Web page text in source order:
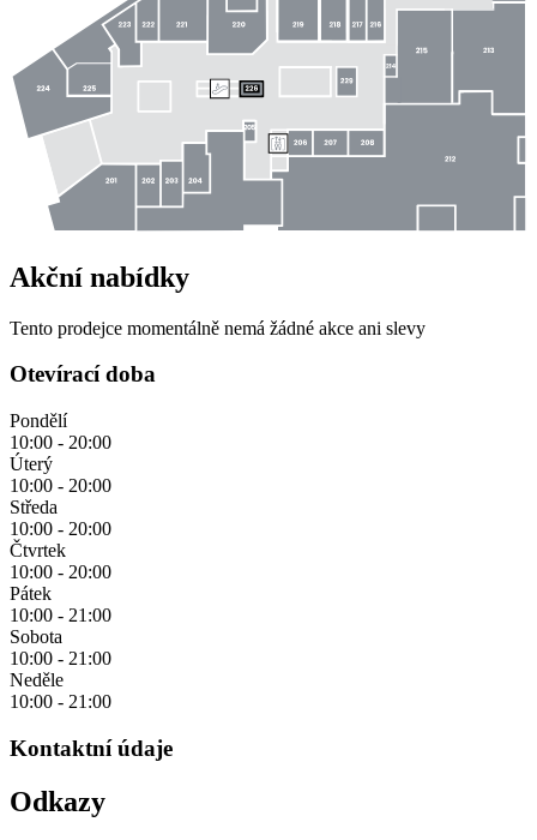
Akční nabídky
Tento prodejce momentálně nemá žádné akce ani slevy
Otevírací doba
Pondělí
10:00 - 20:00
Úterý
10:00 - 20:00
Středa
10:00 - 20:00
Čtvrtek
10:00 - 20:00
Pátek
10:00 - 21:00
Sobota
10:00 - 21:00
Neděle
10:00 - 21:00
Kontaktní údaje
Odkazy